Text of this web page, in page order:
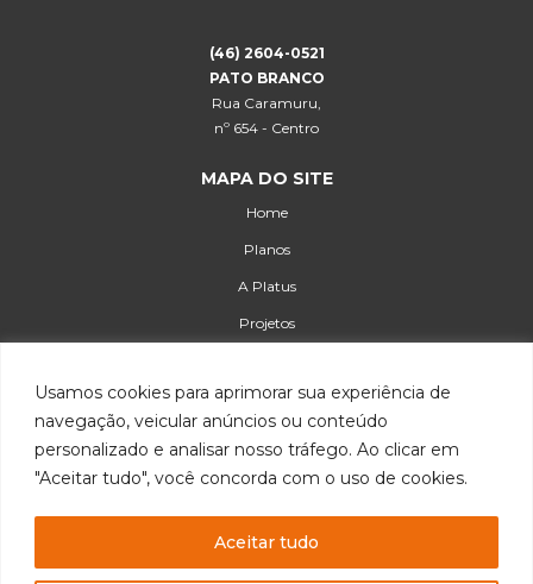
Usamos cookies para aprimorar sua experiência de
navegação, veicular anúncios ou conteúdo
personalizado e analisar nosso tráfego. Ao clicar em
"Aceitar tudo", você concorda com o uso de cookies.
Aceitar tudo
(46) 2604-0521
PATO BRANCO
Rua Caramuru,
nº 654 - Centro
MAPA DO SITE
Home
Planos
A Platus
Projetos
Blog
Operações
Simulação